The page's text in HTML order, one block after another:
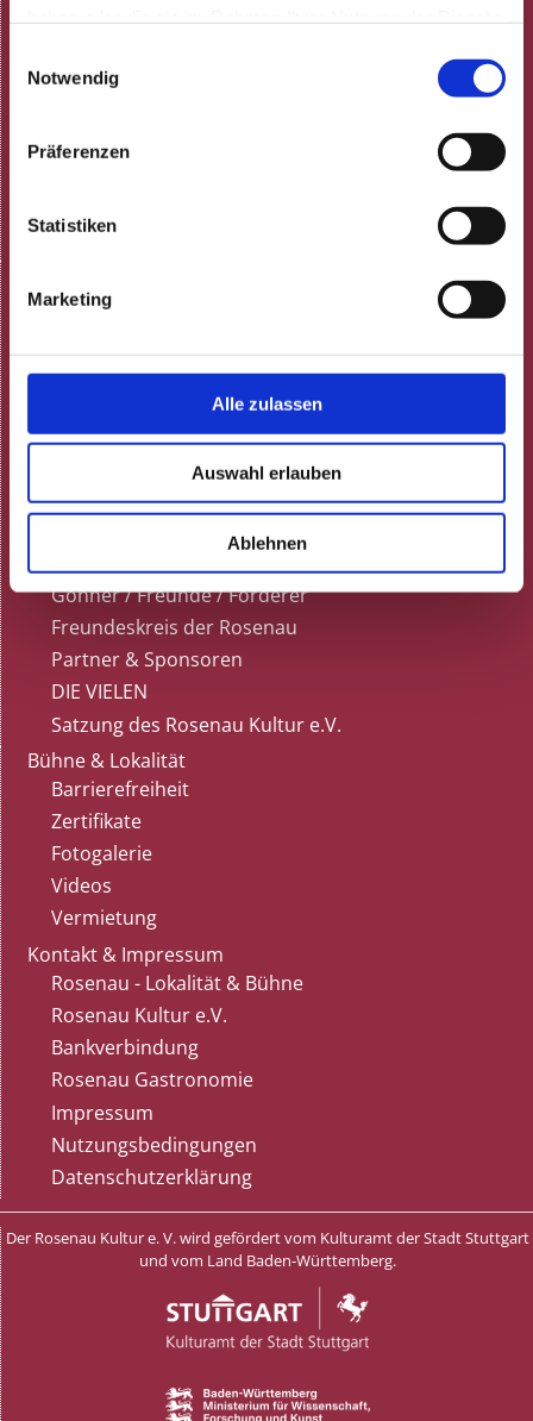
Notwendig
Präferenzen
Statistiken
Marketing
Alle zulassen
Auswahl erlauben
Ablehnen
Feiern
Tisch reservieren
Termine
Kartenvorverkauf
Tischreservierung
Kultur für alle
Anfahrt & Parken
Öffentliche Verkehrsmittel
Die Rosenau
Gönner / Freunde / Förderer
Freundeskreis der Rosenau
Partner & Sponsoren
DIE VIELEN
Satzung des Rosenau Kultur e.V.
Bühne & Lokalität
Barrierefreiheit
Zertifikate
Fotogalerie
Videos
Vermietung
Kontakt & Impressum
Rosenau - Lokalität & Bühne
Rosenau Kultur e.V.
Bankverbindung
Rosenau Gastronomie
Impressum
Nutzungsbedingungen
Datenschutzerklärung
Der Rosenau Kultur e. V. wird gefördert vom Kulturamt der Stadt Stuttgart
und vom Land Baden-Württemberg.